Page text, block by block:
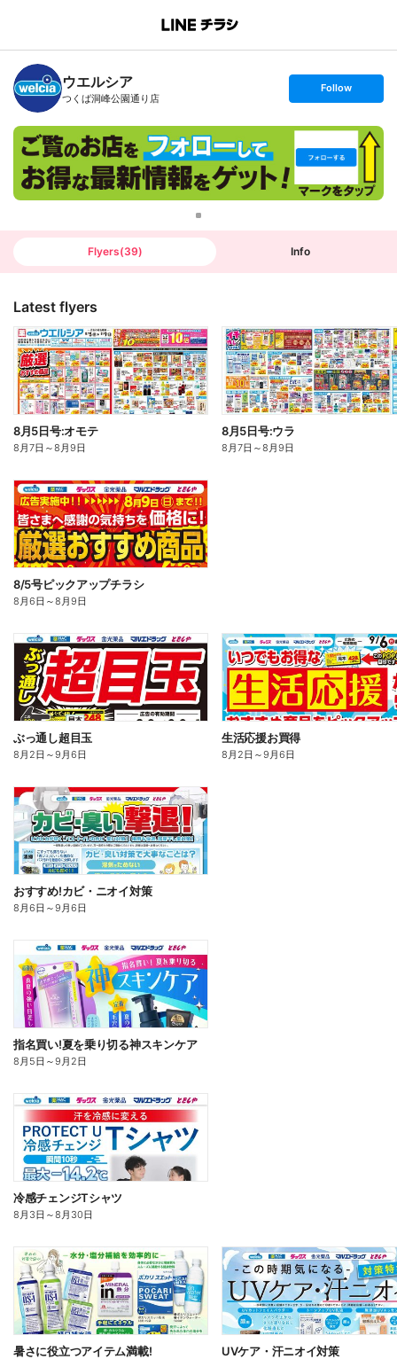
B
n
c
h
T
ウエルシア
つくば洞峰公園通り店
s
t
o
l
o
w
Follow
Flyers(39) Info
Latest flyers
8月5日号:オモテ
8月7日 ～8月9日
8月5日号:ウラ
8月7日 ～8月9日
8/5号ピックアップチラシ
8月6日 ～8月9日
ぶっ通し超目玉
8月2日 ～9月6日
生活応援お買得
8月2日 ～9月6日
おすすめ!カビ・ニオイ対策
8月6日 ～9月6日
指名買い!夏を乗り切る神スキンケア
8月5日 ～9月2日
冷感チェンジTシャツ
8月3日 ～8月30日
暑さに役立つアイテム満載! UVケア・汗ニオイ対策